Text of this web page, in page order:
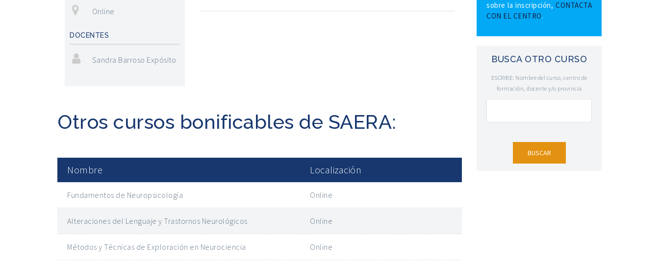
Online
DOCENTES
Sandra Barroso Expósito
Otros cursos bonificables de SAERA:
Nombre Localización
Fundamentos de Neuropsicología Online
Alteraciones del Lenguaje y Trastornos Neurológicos Online
Métodos y Técnicas de Exploración en Neurociencia Online
sobre la inscripción, CONTACTA
CON EL CENTRO.
BUSCA OTRO CURSO
ESCRIBE: Nombre del curso, centro de
formación, docente y/o provincia